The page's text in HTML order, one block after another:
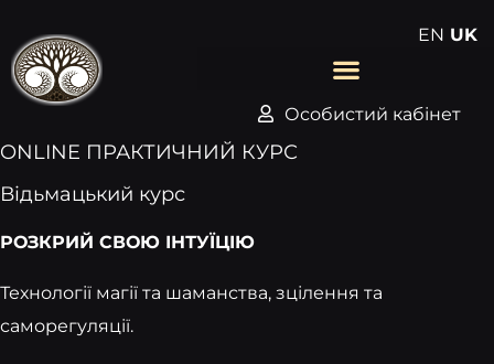
Особистий кабінет
ONLINE ПРАКТИЧНИЙ КУРС
Відьмацький курс
РОЗКРИЙ СВОЮ ІНТУЇЦІЮ
Технології магії та шаманства, зцілення та
саморегуляції.
EN UK